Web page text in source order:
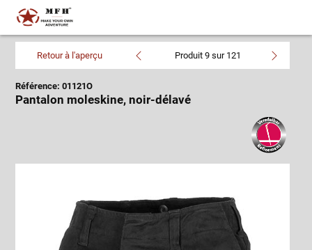
Retour à l'aperçu Produit 9 sur 121
Référence: 01121O
Pantalon moleskine, noir-délavé